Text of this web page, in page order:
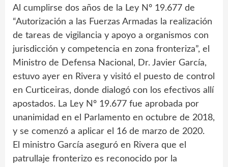
Al cumplirse dos años de la Ley Nº 19.677 de
“Autorización a las Fuerzas Armadas la realización
de tareas de vigilancia y apoyo a organismos con
jurisdicción y competencia en zona fronteriza”, el
Ministro de Defensa Nacional, Dr. Javier García,
estuvo ayer en Rivera y visitó el puesto de control
en Curticeiras, donde dialogó con los efectivos allí
apostados. La Ley Nº 19.677 fue aprobada por
unanimidad en el Parlamento en octubre de 2018,
y se comenzó a aplicar el 16 de marzo de 2020.
El ministro García aseguró en Rivera que el
patrullaje fronterizo es reconocido por la